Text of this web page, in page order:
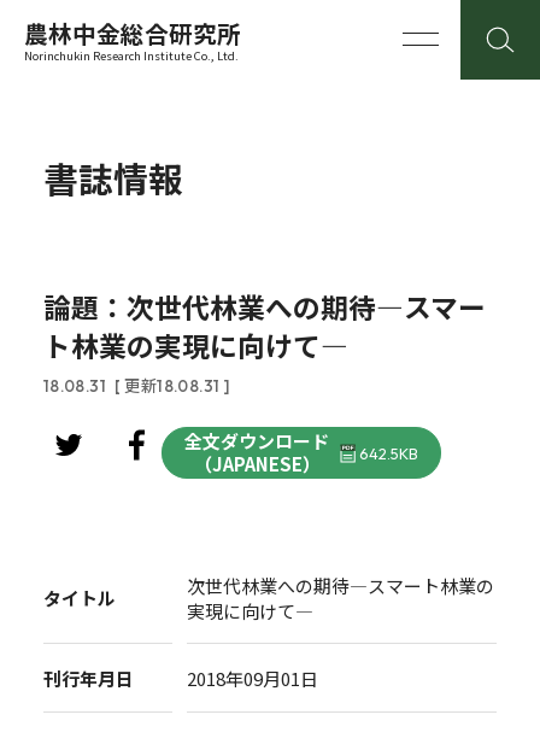
農林中金総合研究所
Norinchukin Research Institute Co., Ltd.
書誌情報
論題：次世代林業への期待―スマー
ト林業の実現に向けて―
18.08.31 [ 更新18.08.31 ]
全文ダウンロード
（JAPANESE）
642.5KB
タイトル
次世代林業への期待―スマート林業の
実現に向けて―
刊行年月日 2018年09月01日